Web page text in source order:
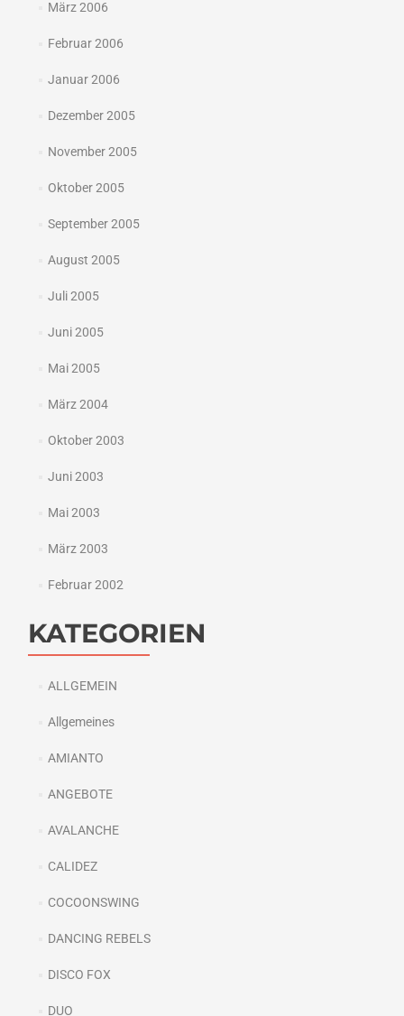
März 2006
Februar 2006
Januar 2006
Dezember 2005
November 2005
Oktober 2005
September 2005
August 2005
Juli 2005
Juni 2005
Mai 2005
März 2004
Oktober 2003
Juni 2003
Mai 2003
März 2003
Februar 2002
KATEGORIEN
ALLGEMEIN
Allgemeines
AMIANTO
ANGEBOTE
AVALANCHE
CALIDEZ
COCOONSWING
DANCING REBELS
DISCO FOX
DUO